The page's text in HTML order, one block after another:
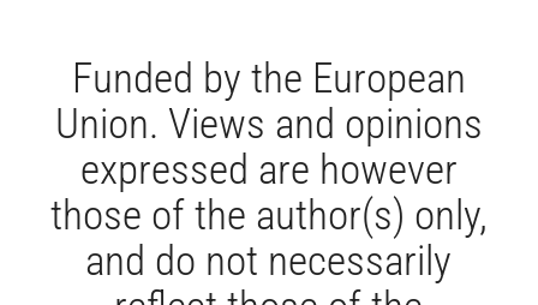
Funded by the European
Union. Views and opinions
expressed are however
those of the author(s) only,
and do not necessarily